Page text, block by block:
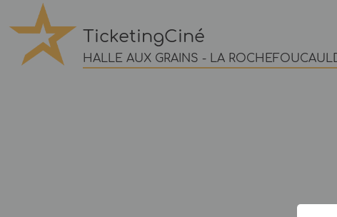
TicketingCiné
HALLE AUX GRAINS - LA